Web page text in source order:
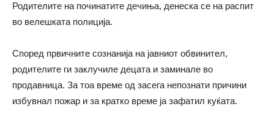
Родителите на починатите дечиња, денеска се на распит
во велешката полиција.
Според првичните сознанија на јавниот обвинител,
родителите ги заклучиле децата и заминале во
продавница. За тоа време од засега непознати причини
избувнал пожар и за кратко време ја зафатил куќата.